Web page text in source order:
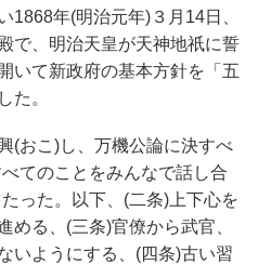
年(明治元年)３月14日、
で、明治天皇が天神地祇に誓
いて新政府の基本方針を「五
た。
(おこ)し、万機公論に決すべ
てのことをみんなで話し合
った。以下、(二条)上下心を
める、(三条)官僚から武官、
いようにする、(四条)古い習